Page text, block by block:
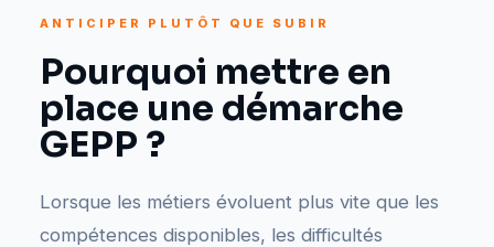
ANTICIPER PLUTÔT QUE SUBIR
Pourquoi mettre en
place une démarche
GEPP ?
Lorsque les métiers évoluent plus vite que les
compétences disponibles, les difficultés